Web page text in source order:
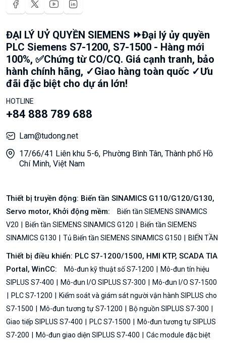
ĐẠI LÝ UỶ QUYỀN SIEMENS ⏩Đại lý ủy quyền
PLC Siemens S7-1200, S7-1500 - Hàng mới
100%, ✅Chứng từ CO/CQ. Giá cạnh tranh, bảo
hành chính hãng, ✓Giao hàng toàn quốc ✓Ưu
đãi đặc biệt cho dự án lớn!
HOTLINE
+84 888 789 688
Lam@tudong.net
17/66/41 Liên khu 5-6, Phường Bình Tân, Thành phố Hồ
Chí Minh, Việt Nam
Thiết bị truyền động: Biến tần SINAMICS G110/G120/G130,
Servo motor, Khởi động mềm:
Biến tần SIEMENS SINAMICS
V20
Biến tần SIEMENS SINAMICS G120
Biến tần SIEMENS
SINAMICS G130
Tủ Biến tần SIEMENS SINAMICS G150 BIẾN TẦN
Thiết bị điều khiển: PLC S7-1200/1500, HMI KTP, SCADA TIA
Portal, WinCC:
Mô-đun kỹ thuật số S7-1200
Mô-đun tín hiệu
SIPLUS S7-400
Mô-đun I/O SIPLUS S7-300
Mô-đun I/O S7-1500
PLC S7-1200
Kiểm soát và giám sát người vận hành SIPLUS cho
S7-1500
Mô-đun tương tự S7-1200
Bộ nguồn SIPLUS S7-300
Giao tiếp SIPLUS S7-400
PLC S7-1500
Mô-đun tương tự SIPLUS
S7-200
Mô-đun giao diện SIPLUS S7-400
Các module đặc biệt